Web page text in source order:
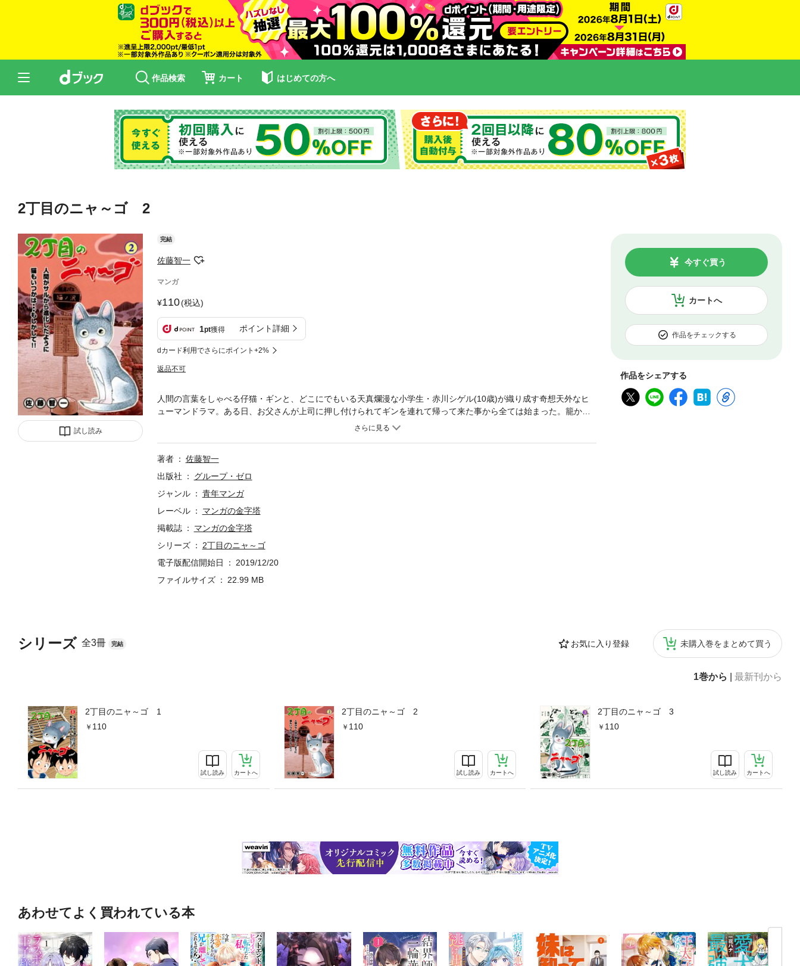
作品検索 カート はじめての方へ
2丁目のニャ～ゴ 2
試し読み
完結
佐藤智一
マンガ
110(税込)
1pt獲得 ポイント詳細
dカード利用でさらにポイント+2%
返品不可
カートへ
今すぐ買う
作品をチェックする
作品をシェアする
シリーズ 全3冊 完結 お気に入り登録 未購入巻をまとめて買う
1巻から 最新刊から
2丁目のニャ～ゴ 1
110
試し読み カートへ
2丁目のニャ～ゴ 2
110
試し読み カートへ
2丁目のニャ～ゴ 3
110
試し読み カートへ
人間の言葉をしゃべる仔猫・ギンと、どこにでもいる天真爛漫な小学生・赤川シゲル(10歳)が織り成す奇想天外なヒ
ューマンドラマ。ある日、お父さんが上司に押し付けられてギンを連れて帰って来た事から全ては始まった。籠から
飛び出すなり「お腹すいた！」、エサを貰ったら「ありがとう！」と流暢に会話をする仔猫にシゲル一家は騒然。シ
著者
佐藤智一
出版社
グループ・ゼロ
ジャンル
青年マンガ
レーベル
マンガの金字塔
掲載誌
マンガの金字塔
シリーズ
2丁目のニャ～ゴ
電子版配信開始日
2019/12/20
ファイルサイズ
22.99 MB
あわせてよく買われている本